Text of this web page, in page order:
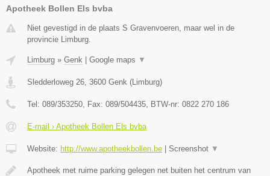
Apotheek Bollen Els bvba
Niet gevestigd in de plaats S Gravenvoeren, maar wel in de
provincie Limburg.
Limburg » Genk Google maps ▼
Sledderloweg 26, 3600 Genk (Limburg)
Tel: 089/353250, Fax: 089/504435, BTW-nr: 0822 270 186
E-mail › Apotheek Bollen Els bvba
Website: http://www.apotheekbollen.be Screenshot ▼
Apotheek met ruime parking gelegen net buiten het centrum van